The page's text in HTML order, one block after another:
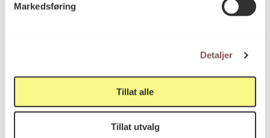
Markedsføring
Detaljer
Tillat alle
Tillat utvalg
0251 Oslo
Viktig info
Utbetaling og fakturering